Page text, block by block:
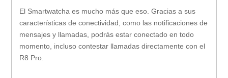
El Smartwatcha es mucho más que eso. Gracias a sus
características de conectividad, como las notificaciones de
mensajes y llamadas, podrás estar conectado en todo
momento, incluso contestar llamadas directamente con el
R8 Pro.